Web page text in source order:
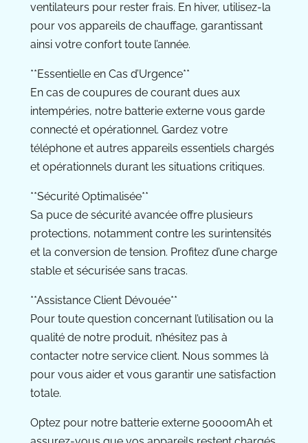
ventilateurs pour rester frais. En hiver, utilisez-la
pour vos appareils de chauffage, garantissant
ainsi votre confort toute l’année.
**Essentielle en Cas d’Urgence**
En cas de coupures de courant dues aux
intempéries, notre batterie externe vous garde
connecté et opérationnel. Gardez votre
téléphone et autres appareils essentiels chargés
et opérationnels durant les situations critiques.
**Sécurité Optimalisée**
Sa puce de sécurité avancée offre plusieurs
protections, notamment contre les surintensités
et la conversion de tension. Profitez d’une charge
stable et sécurisée sans tracas.
**Assistance Client Dévouée**
Pour toute question concernant l’utilisation ou la
qualité de notre produit, n’hésitez pas à
contacter notre service client. Nous sommes là
pour vous aider et vous garantir une satisfaction
totale.
Optez pour notre batterie externe 50000mAh et